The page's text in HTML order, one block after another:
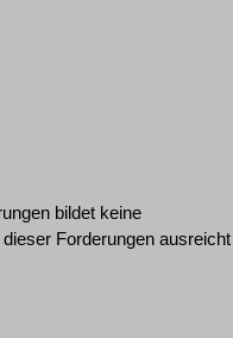
bildet keine
Forderungen ausreicht